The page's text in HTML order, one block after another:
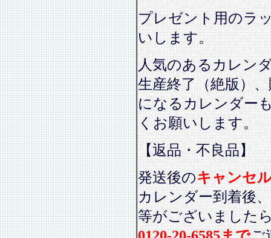
プレゼント用のラ
いします。
人気のあるカレン
生産終了（絶版）
になるカレンダー
くお願いします。
【返品・不良品】
発送後のキャンセ
カレンダー到着後、
等がございました